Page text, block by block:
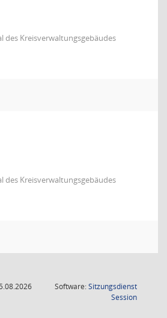
des Kreisverwaltungsgebäudes
des Kreisverwaltungsgebäudes
Software:Sitzungsdienst
Session(Wird in